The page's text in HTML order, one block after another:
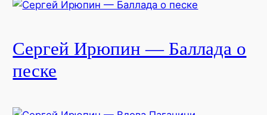
Сергей Ирюпин — Баллада о
песке